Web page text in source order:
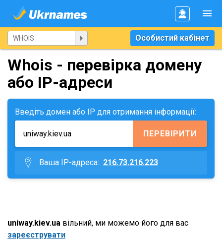
Особистий кабінет
Whois - перевірка домену
або IP-адреси
Введіть домен або IP для отримання інформації:
ПЕРЕВІРИТИ
Ваша IP-адреса: 216.73.216.223
uniway.kiev.ua вільний, ми можемо його для вас
зареєструвати